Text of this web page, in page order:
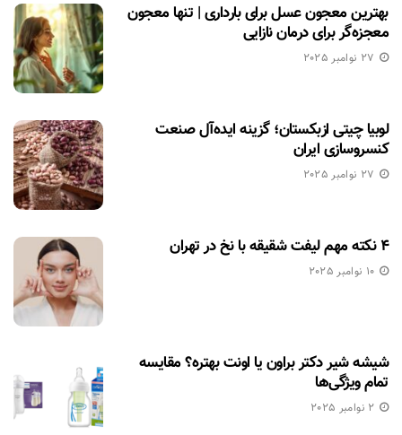
بهترین معجون عسل برای بارداری | تنها معجون
معجزه‌گر برای درمان نازایی
27 نوامبر 2025
لوبیا چیتی ازبکستان؛ گزینه ایده‌آل صنعت
کنسروسازی ایران
27 نوامبر 2025
۴ نکته مهم لیفت شقیقه با نخ در تهران
10 نوامبر 2025
شیشه شیر دکتر براون یا اونت بهتره؟ مقایسه
تمام ویژگی‌ها
2 نوامبر 2025